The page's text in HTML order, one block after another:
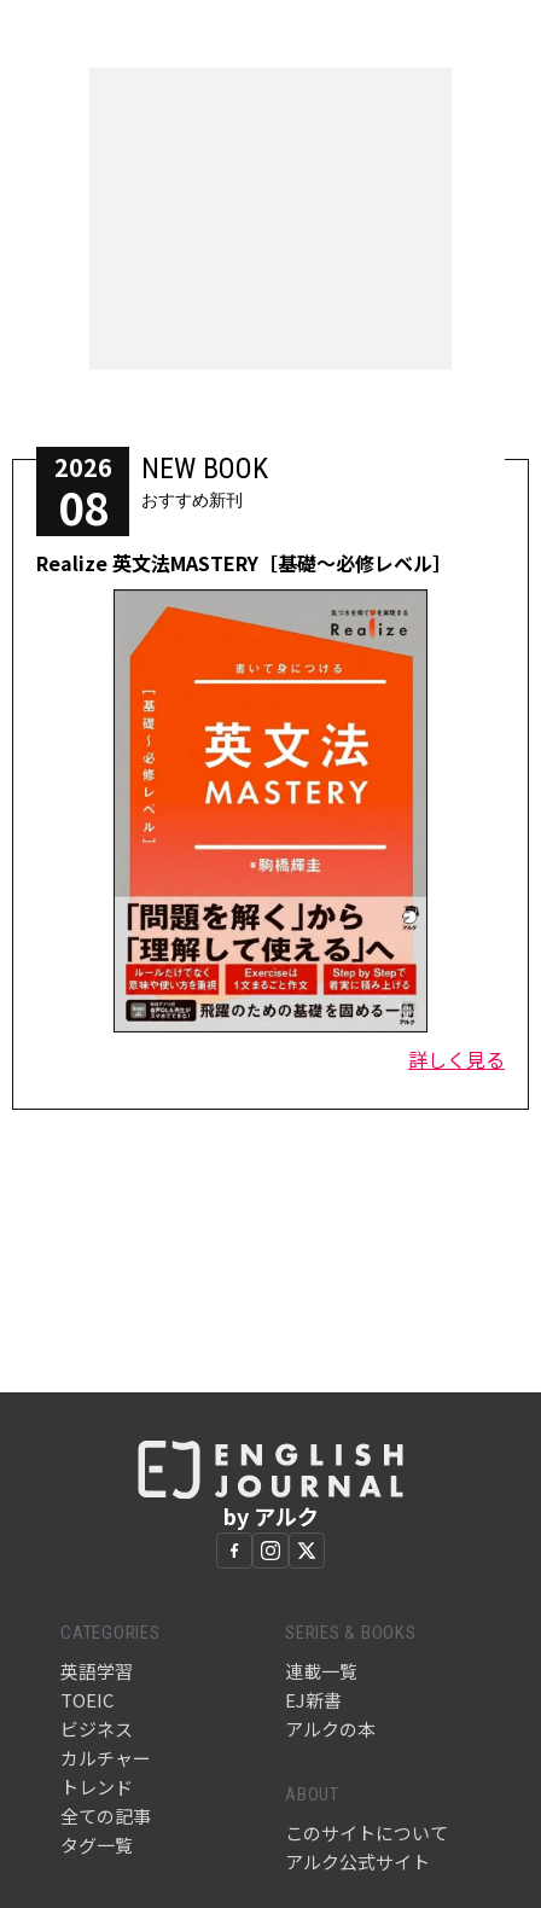
2026
08
NEW BOOK
おすすめ新刊
Realize 英文法MASTERY［基礎～必修レベル］
詳しく見る
by アルク
CATEGORIES
英語学習
TOEIC
ビジネス
カルチャー
トレンド
全ての記事
タグ一覧
SERIES & BOOKS
連載一覧
EJ新書
アルクの本
ABOUT
このサイトについて
アルク公式サイト